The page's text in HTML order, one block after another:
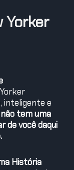
Yorker
inteligente e
tem uma
de você daqui
História